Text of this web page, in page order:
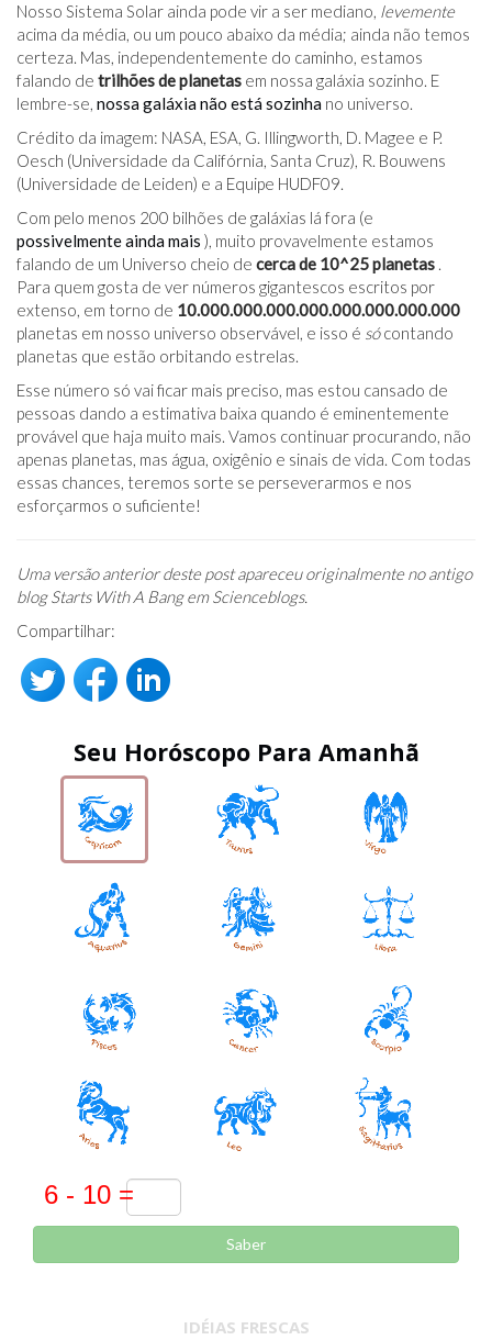
Nosso Sistema Solar ainda pode vir a ser mediano, levemente
acima da média, ou um pouco abaixo da média; ainda não temos
certeza. Mas, independentemente do caminho, estamos
falando de trilhões de planetas em nossa galáxia sozinho. E
lembre-se, nossa galáxia não está sozinha no universo.
Crédito da imagem: NASA, ESA, G. Illingworth, D. Magee e P.
Oesch (Universidade da Califórnia, Santa Cruz), R. Bouwens
(Universidade de Leiden) e a Equipe HUDF09.
Com pelo menos 200 bilhões de galáxias lá fora (e
possivelmente ainda mais ), muito provavelmente estamos
falando de um Universo cheio de cerca de 10^25 planetas .
Para quem gosta de ver números gigantescos escritos por
extenso, em torno de 10.000.000.000.000.000.000.000.000
planetas em nosso universo observável, e isso é sócontando
planetas que estão orbitando estrelas.
Esse número só vai ficar mais preciso, mas estou cansado de
pessoas dando a estimativa baixa quando é eminentemente
provável que haja muito mais. Vamos continuar procurando, não
apenas planetas, mas água, oxigênio e sinais de vida. Com todas
essas chances, teremos sorte se perseverarmos e nos
esforçarmos o suficiente!
Uma versão anterior deste post apareceu originalmente no antigo
blog Starts With A Bang em Scienceblogs.
Compartilhar:
Seu Horóscopo Para Amanhã
Saber
IDÉIAS FRESCAS